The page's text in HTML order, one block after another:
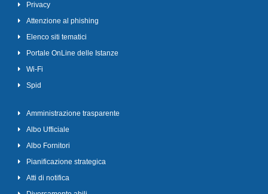
Privacy
Attenzione al phishing
Elenco siti tematici
Portale OnLine delle Istanze
Wi-Fi
Spid
Amministrazione trasparente
Albo Ufficiale
Albo Fornitori
Pianificazione strategica
Atti di notifica